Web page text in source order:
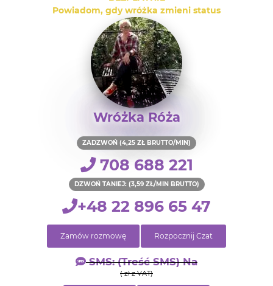
Powiadom, gdy wróżka zmieni status
Wróżka Róża
ZADZWOŃ (4,25 ZŁ BRUTTO/MIN)
708 688 221
DZWOŃ TANIEJ: (3,59 ZŁ/MIN BRUTTO)
+48 22 896 65 47
Zamów rozmowę Rozpocznij Czat
SMS: (treść SMS) Na
( zł z VAT)